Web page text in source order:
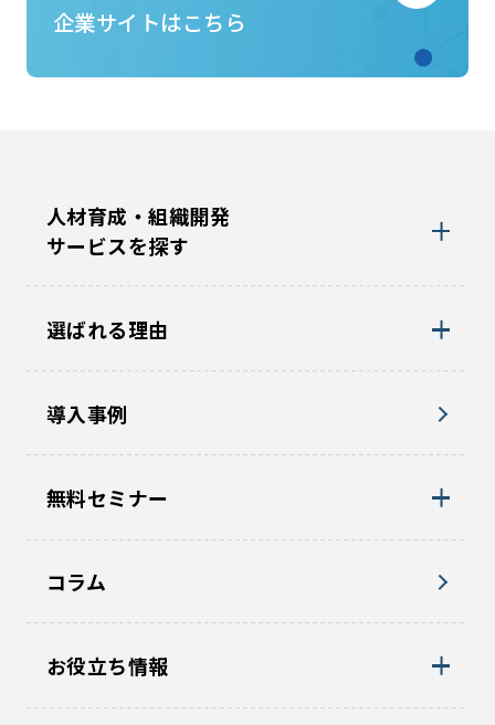
企業サイトはこちら
人材育成・組織開発
サービスを探す
選ばれる理由
導入事例
無料セミナー
コラム
お役立ち情報